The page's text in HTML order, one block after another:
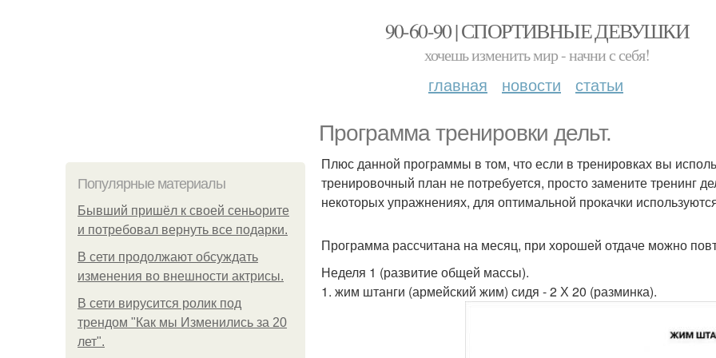
90-60-90 | СПОРТИВНЫЕ ДЕВУШКИ
хочешь изменить мир - начни с себя!
главная новости статьи
Программа тренировки дельт.
Популярные материалы
Бывший пришёл к своей сеньорите
и потребовал вернуть все подарки.
В сети продолжают обсуждать
изменения во внешности актрисы.
В сети вирусится ролик под
трендом "Как мы Изменились за 20
лет".
Плюс данной программы в том, что если в тренировках вы
тренировочный план не потребуется, просто замените тренинг
некоторых упражнениях, для оптимальной прокачки
Программа рассчитана на месяц, при хорошей отдаче можно
Неделя 1 (развитие общей массы).
1. жим штанги (армейский жим) сидя - 2 Х 20 (разминка).